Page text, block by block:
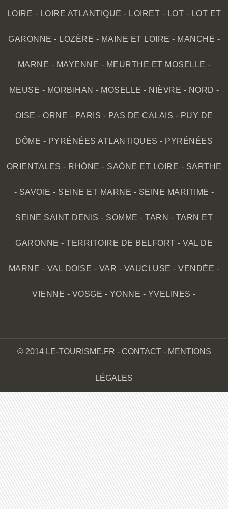
LOIRE - LOIRE ATLANTIQUE - LOIRET - LOT - LOT ET
GARONNE - LOZÈRE - MAINE ET LOIRE - MANCHE -
MARNE - MAYENNE - MEURTHE ET MOSELLE -
MEUSE - MORBIHAN - MOSELLE - NIÈVRE - NORD -
OISE - ORNE - PARIS - PAS DE CALAIS - PUY DE
DÔME - PYRÉNÉES ATLANTIQUES - PYRÉNÉES
ORIENTALES - RHÔNE - SAÔNE ET LOIRE - SARTHE
- SAVOIE - SEINE ET MARNE - SEINE MARITIME -
SEINE SAINT DENIS - SOMME - TARN - TARN ET
GARONNE - TERRITOIRE DE BELFORT - VAL DE
MARNE - VAL DOISE - VAR - VAUCLUSE -VENDÉE -
VIENNE - VOSGE - YONNE - YVELINES -
© 2014 LE-TOURISME.FR - CONTACT- MENTIONS
LÉGALES